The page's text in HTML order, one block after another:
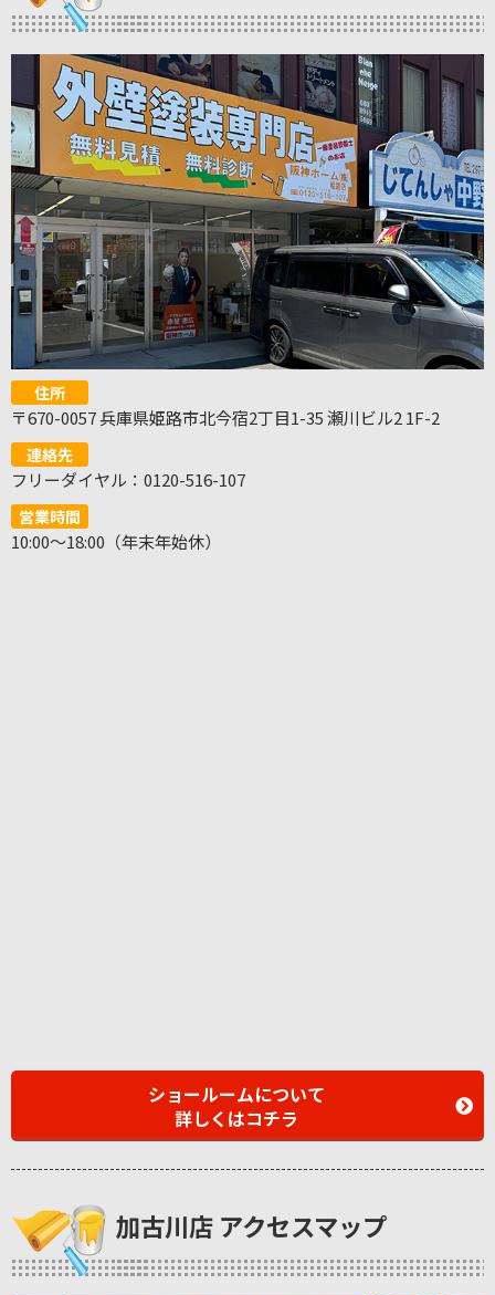
住所
〒670-0057 兵庫県姫路市北今宿2丁目1-35 瀬川ビル2 1F-2
連絡先
フリーダイヤル：0120-516-107
営業時間
10:00～18:00（年末年始休）
ショールームについて
詳しくはコチラ
加古川店 アクセスマップ